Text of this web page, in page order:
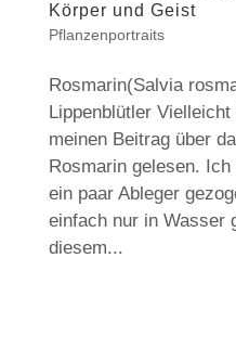
Körper und Geist
Pflanzenportraits
Rosmarin(Salvia
Lippenblütler
meinen Beitrag über
Rosmarin gelesen.
ein paar Ableger
einfach nur in Wasser
diesem...